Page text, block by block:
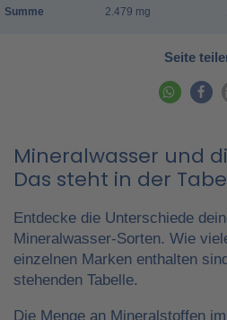
Summe 2.479 mg
Seite
Mineralwasser und
Das steht in der
Entdecke die Unterschiede
Mineralwasser-Sorten. Wie
einzelnen Marken enthalten
stehenden Tabelle.
Die Menge an Mineralstoffen